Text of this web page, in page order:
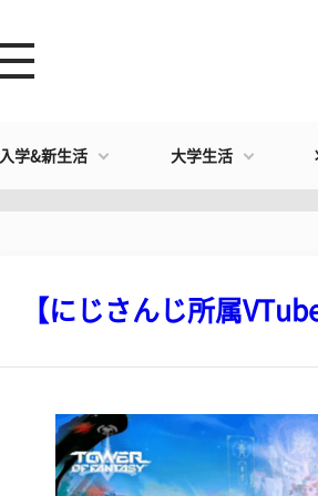
入学&新生活 大学生活
【にじさんじ所属